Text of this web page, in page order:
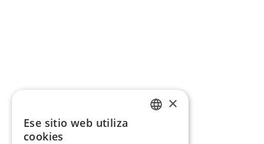
×
Ese sitio web utiliza
cookies